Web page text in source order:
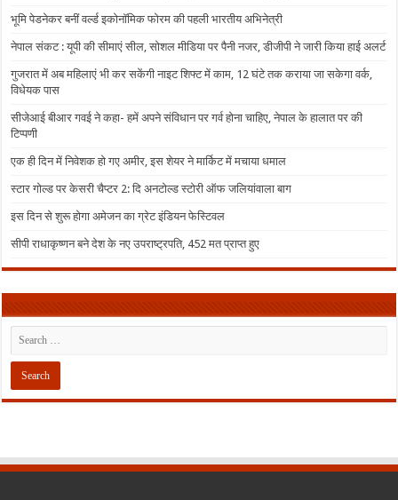
भूमि पेडनेकर बनीं वर्ल्ड इकोनॉमिक फोरम की पहली भारतीय अभिनेत्री
नेपाल संकट : यूपी की सीमाएं सील, सोशल मीडिया पर पैनी नजर, डीजीपी ने जारी किया हाई अलर्ट
गुजरात में अब महिलाएं भी कर सकेंगी नाइट शिफ्ट में काम, 12 घंटे तक कराया जा सकेगा वर्क,
विधेयक पास
सीजेआई बीआर गवई ने कहा- हमें अपने संविधान पर गर्व होना चाहिए, नेपाल के हालात पर की
टिप्पणी
एक ही दिन में निवेशक हो गए अमीर, इस शेयर ने मार्किट में मचाया धमाल
स्टार गोल्ड पर केसरी चैप्टर 2: दि अनटोल्ड स्टोरी ऑफ जलियांवाला बाग
इस दिन से शुरू होगा अमेजन का ग्रेट इंडियन फेस्टिवल
सीपी राधाकृष्णन बने देश के नए उपराष्ट्रपति, 452 मत प्राप्त हुए